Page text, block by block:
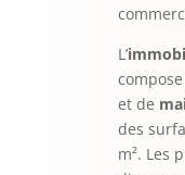
L’
et de
des
m². Les